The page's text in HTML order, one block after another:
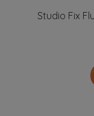
Studio Fix